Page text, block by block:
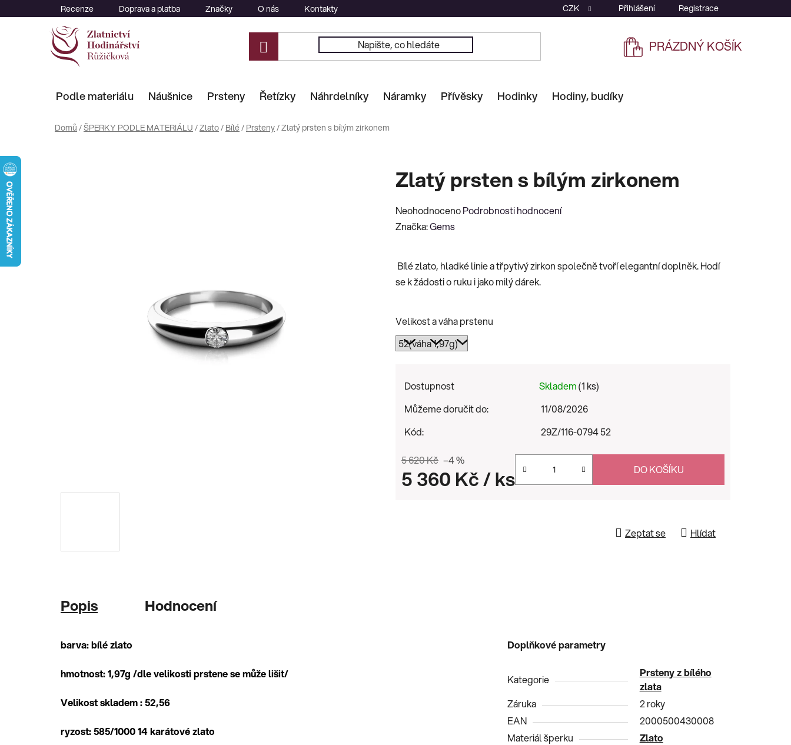
na
Recenze Doprava a platba Značky O nás Kontakty CZK Přihlášení Registrace
NÁKUPNÍ
PRÁZDNÝ KOŠÍK
Podle materiálu Náušnice Prsteny Řetízky Náhrdelníky Náramky Přívěsky Hodinky Hodiny, budíky
Domů /ŠPERKY PODLE MATERIÁLU /Zlato/ Bílé/ Prsteny/Zlatý prsten s bílým zirkonem
Zlatý prsten s bílým zirkonem
Průměrné
hodnocení
0,0
z
hvězdiček.
NeohodnocenoPodrobnosti hodnocení
Značka:Gems
Bílé zlato, hladké linie a třpytivý zirkon společně tvoří elegantní doplněk. Hodí
se k žádosti o ruku i jako milý dárek.
Velikost a váha prstenu
Dostupnost Skladem(1 ks)
Můžeme doručit do:
11/08/2026
Kód:
29Z/116-0794 52
5 620 Kč –4 %
5 360 Kč/ ks DO KOŠÍKU
Zeptat se Hlídat
Popis Hodnocení
barva: bílé zlato
hmotnost: 1,97g /dle velikosti prstene se může lišit/
Velikost skladem : 52,56
ryzost: 585/1000 14 karátové zlato
Doplňkové parametry
Kategorie
Prsteny z bílého
zlata
Záruka
2 roky
EAN
2000500430008
Materiál šperku
Zlato